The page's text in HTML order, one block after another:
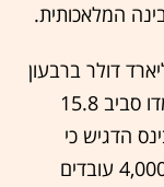
המלאכותית.
הכנסות של 16.7-16.9 מיליארד דולר ברבעון
הרביעי הפיסקלי, מעל תחזיות השוק שעמדו סביב 15.8
הדגיש כי
הפיטורים, שצפויים להשפיע על פחות מ־4,000 עובדים